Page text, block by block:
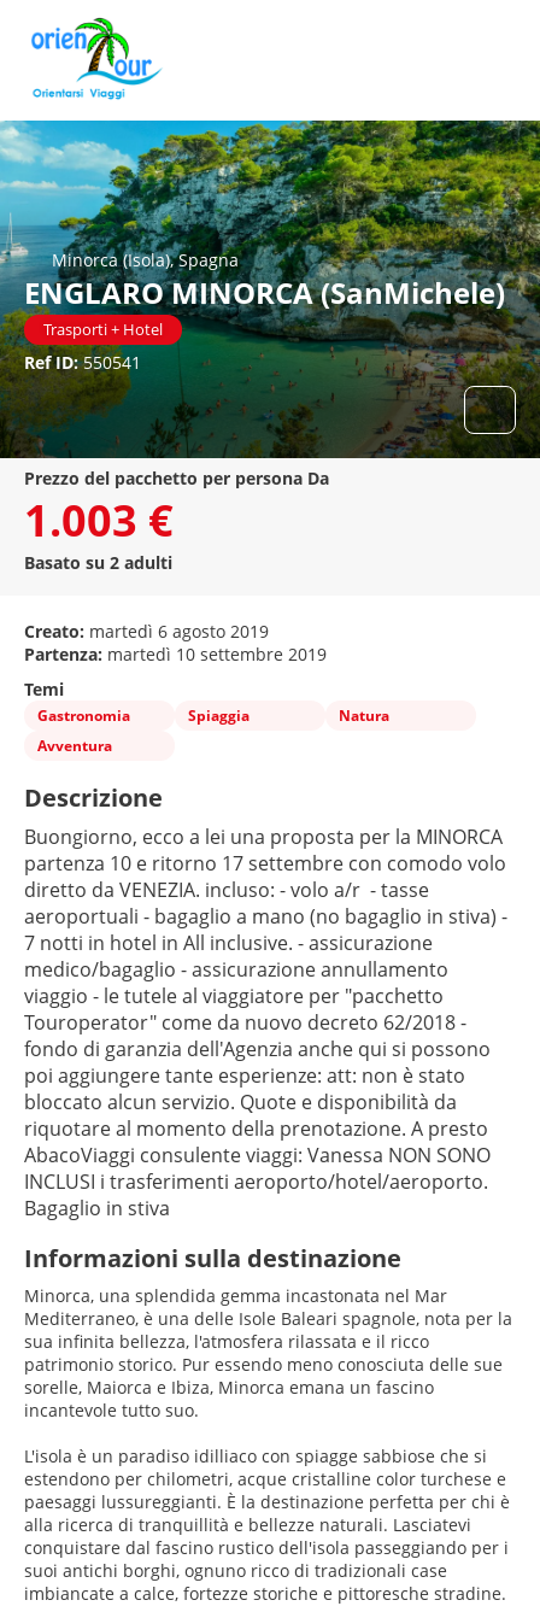
Minorca (Isola), Spagna
ENGLARO MINORCA (SanMichele)
Trasporti + Hotel
Ref ID:550541
prezzo del pacchetto per persona Da
1.003 €
Basato su 2 adulti
Creato: martedì 6 agosto 2019
Partenza: martedì 10 settembre 2019
Temi
Gastronomia Spiaggia
Natura
Avventura
Descrizione
Buongiorno, ecco a lei una proposta per la MINORCA
partenza 10 e ritorno 17 settembre con comodo volo
diretto da VENEZIA. incluso: - volo a/r  - tasse
aeroportuali - bagaglio a mano (no bagaglio in stiva) -
7 notti in hotel in All inclusive. - assicurazione
medico/bagaglio - assicurazione annullamento
viaggio - le tutele al viaggiatore per "pacchetto
Touroperator" come da nuovo decreto 62/2018 -
fondo di garanzia dell'Agenzia anche qui si possono
poi aggiungere tante esperienze: att: non è stato
bloccato alcun servizio. Quote e disponibilità da
riquotare al momento della prenotazione. A presto
AbacoViaggi consulente viaggi: Vanessa NON SONO
INCLUSI i trasferimenti aeroporto/hotel/aeroporto.
Informazioni sulla destinazione
Minorca, una splendida gemma incastonata nel Mar
Mediterraneo, è una delle Isole Baleari spagnole, nota per la
sua infinita bellezza, l'atmosfera rilassata e il ricco
patrimonio storico. Pur essendo meno conosciuta delle sue
sorelle, Maiorca e Ibiza, Minorca emana un fascino
incantevole tutto suo.
L'isola è un paradiso idilliaco con spiagge sabbiose che si
estendono per chilometri, acque cristalline color turchese e
paesaggi lussureggianti. È la destinazione perfetta per chi è
alla ricerca di tranquillità e bellezze naturali. Lasciatevi
conquistare dal fascino rustico dell'isola passeggiando per i
suoi antichi borghi, ognuno ricco di tradizionali case
imbiancate a calce, fortezze storiche e pittoresche stradine.